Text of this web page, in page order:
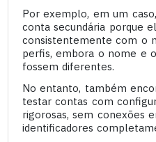
Por exemplo, em um
conta secundária porque
consistentemente com o
perfis, embora o nome e
fossem diferentes.
No entanto, também
testar contas com
rigorosas, sem conexões
identificadores